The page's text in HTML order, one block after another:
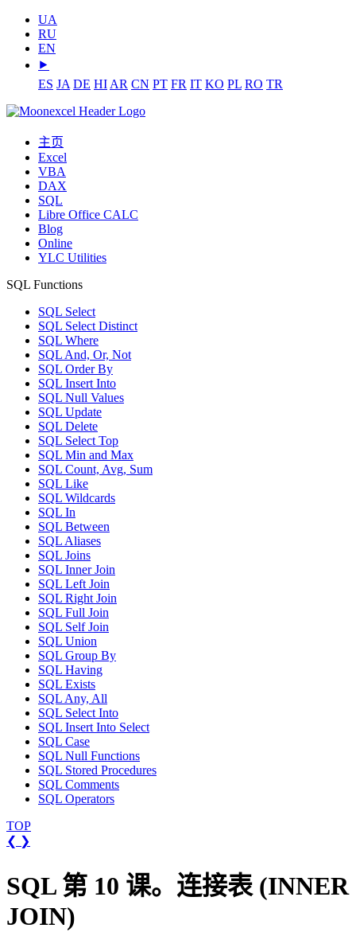
UA
RU
EN
⯈
ES JA DE HI AR CN PT FR IT KO PL RO TR
主页
Excel
VBA
DAX
SQL
Libre Office CALC
Blog
Online
YLC Utilities
SQL Functions
SQL Select
SQL Select Distinct
SQL Where
SQL And, Or, Not
SQL Order By
SQL Insert Into
SQL Null Values
SQL Update
SQL Delete
SQL Select Top
SQL Min and Max
SQL Count, Avg, Sum
SQL Like
SQL Wildcards
SQL In
SQL Between
SQL Aliases
SQL Joins
SQL Inner Join
SQL Left Join
SQL Right Join
SQL Full Join
SQL Self Join
SQL Union
SQL Group By
SQL Having
SQL Exists
SQL Any, All
SQL Select Into
SQL Insert Into Select
SQL Case
SQL Null Functions
SQL Stored Procedures
SQL Comments
SQL Operators
TOP
❮ ❯
SQL 第 10 课。连接表 (INNER
JOIN)